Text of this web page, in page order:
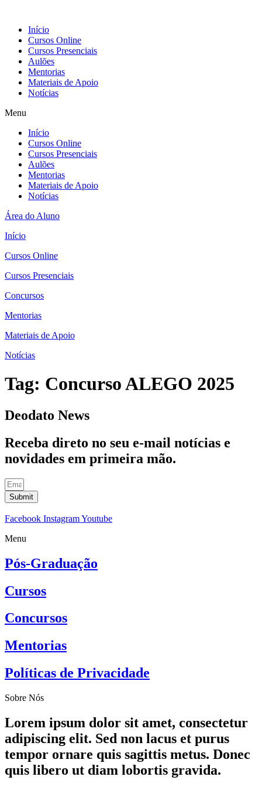
conteúdo
Início
Cursos Online
Cursos Presenciais
Aulões
Mentorias
Materiais de Apoio
Notícias
Menu
Início
Cursos Online
Cursos Presenciais
Aulões
Mentorias
Materiais de Apoio
Notícias
Área do Aluno
Início
Cursos Online
Cursos Presenciais
Concursos
Mentorias
Materiais de Apoio
Notícias
Tag: Concurso ALEGO 2025
Deodato News
Receba direto no seu e-mail notícias e
novidades em primeira mão.
Submit
Facebook InstagramYoutube
Menu
Pós-Graduação
Cursos
Concursos
Mentorias
Políticas de Privacidade
Sobre Nós
Lorem ipsum dolor sit amet, consectetur
adipiscing elit. Sed non lacus et purus
tempor ornare quis sagittis metus. Donec
quis libero ut diam lobortis gravida.